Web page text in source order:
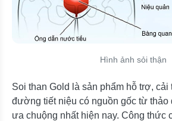
Hình ảnh sỏi thận
Soi than Gold là sản phẩm hỗ trợ, cải
đường tiết niệu có nguồn gốc từ
ưa chuộng nhất hiện nay. Công thức